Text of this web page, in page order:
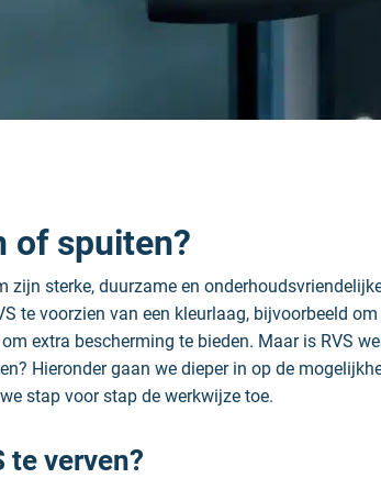
of spuiten?
zijn sterke, duurzame en
te voorzien van een kleurlaag, bijvoorbeeld
extra bescherming te bieden. Maar is RVS
Hieronder gaan we dieper in op de
stap voor stap de werkwijze toe.
te verven?